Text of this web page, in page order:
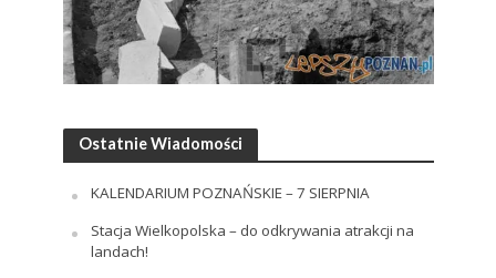
Ostatnie Wiadomości
KALENDARIUM POZNAŃSKIE – 7 SIERPNIA
Stacja Wielkopolska – do odkrywania atrakcji na
landach!